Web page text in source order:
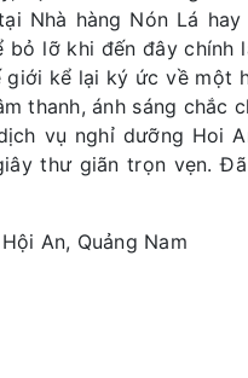
Nhà hàng Nón Lá
lỡ khi đến đây chính
kể lại ký ức về một
thanh, ánh sáng chắc
vụ nghỉ dưỡng Hoi
thư giãn trọn vẹn.
An, Quảng Nam